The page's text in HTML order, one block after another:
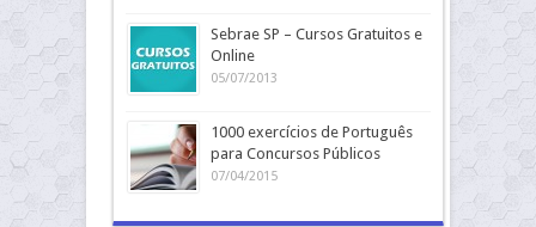
Sebrae SP – Cursos Gratuitos e
Online
05/07/2013
1000 exercícios de Português
para Concursos Públicos
07/04/2015